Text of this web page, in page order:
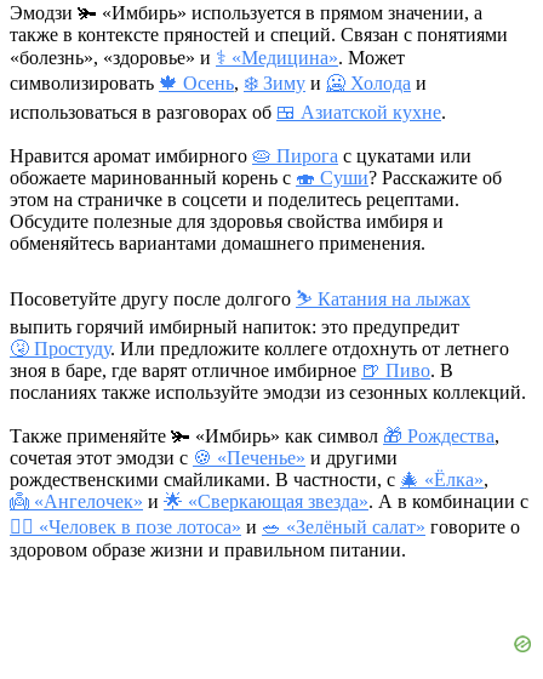
Эмодзи 🫚 «Имбирь» используется в прямом значении, а
также в контексте пряностей и специй. Связан с понятиями
«болезнь», «здоровье» и ⚕️ «Медицина». Может
символизировать 🍁 Осень, ❄️ Зиму и 🥶 Холода и
использоваться в разговорах об 🍱 Азиатской кухне.
Нравится аромат имбирного 🥧 Пирога с цукатами или
обожаете маринованный корень с 🍣 Суши? Расскажите об
этом на страничке в соцсети и поделитесь рецептами.
Обсудите полезные для здоровья свойства имбиря и
обменяйтесь вариантами домашнего применения.
Посоветуйте другу после долгого ⛷ Катания на лыжах
выпить горячий имбирный напиток: это предупредит
🤧 Простуду. Или предложите коллеге отдохнуть от летнего
зноя в баре, где варят отличное имбирное 🍺 Пиво. В
посланиях также используйте эмодзи из сезонных коллекций.
Также применяйте 🫚 «Имбирь» как символ 🎁 Рождества,
сочетая этот эмодзи с 🍪 «Печенье» и другими
рождественскими смайликами. В частности, с 🎄 «Ёлка»,
👼 «Ангелочек» и 🌟 «Сверкающая звезда». А в комбинации с
🧘‍♂️ «Человек в позе лотоса» и 🥗 «Зелёный салат» говорите о
здоровом образе жизни и правильном питании.